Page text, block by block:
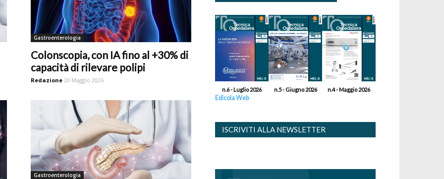
Gastroenterologia
Colonscopia, con IA fino al +30% di
capacità di rilevare polipi
Redazione 20 Maggio 2026
Gastroenterologia
n.6 - Luglio 2026 n.5 - Giugno 2026 n.4 - Maggio 2026
Edicola Web
ISCRIVITI ALLA NEWSLETTER